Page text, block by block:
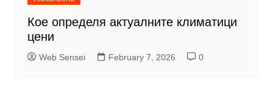
Кое определя актуалните климатици
цени
Web Sensei February 7, 2026 0